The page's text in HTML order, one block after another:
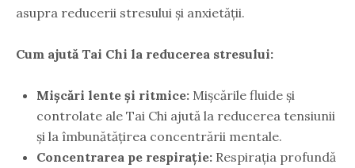
asupra reducerii stresului și anxietății.
Cum ajută Tai Chi la reducerea stresului:
Mișcări lente și ritmice: Mișcările fluide și
controlate ale Tai Chi ajută la reducerea tensiunii
și la îmbunătățirea concentrării mentale.
Concentrarea pe respirație: Respirația profundă